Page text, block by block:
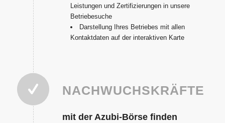
Leistungen und Zertifizierungen in unsere
Betriebesuche
Darstellung Ihres Betriebes mit allen
Kontaktdaten auf der interaktiven Karte
NACHWUCHSKRÄFTE
mit der Azubi-Börse finden